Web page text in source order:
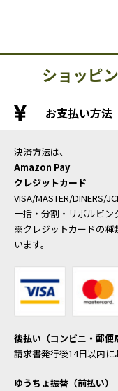
ショッピ
お支払い方法
決済方法は、
Amazon Pay
クレジットカード
VISA/MASTER/DINERS/
一括・分割・リボルビン
※クレジットカードの種
います。
後払い（コンビニ・郵便
請求書発行後14日以内に
ゆうちょ振替（前払い）